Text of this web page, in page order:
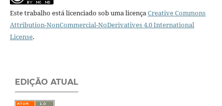
Este trabalho está licenciado sob uma licençaCreative Commons
Attribution-NonCommercial-NoDerivatives 4.0 International
License.
EDIÇÃO ATUAL